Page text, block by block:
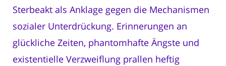
Sterbeakt als Anklage gegen die Mechanismen
sozialer Unterdrückung. Erinnerungen an
glückliche Zeiten, phantomhafte Ängste und
existentielle Verzweiflung prallen heftig